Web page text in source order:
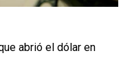
abrió el dólar en